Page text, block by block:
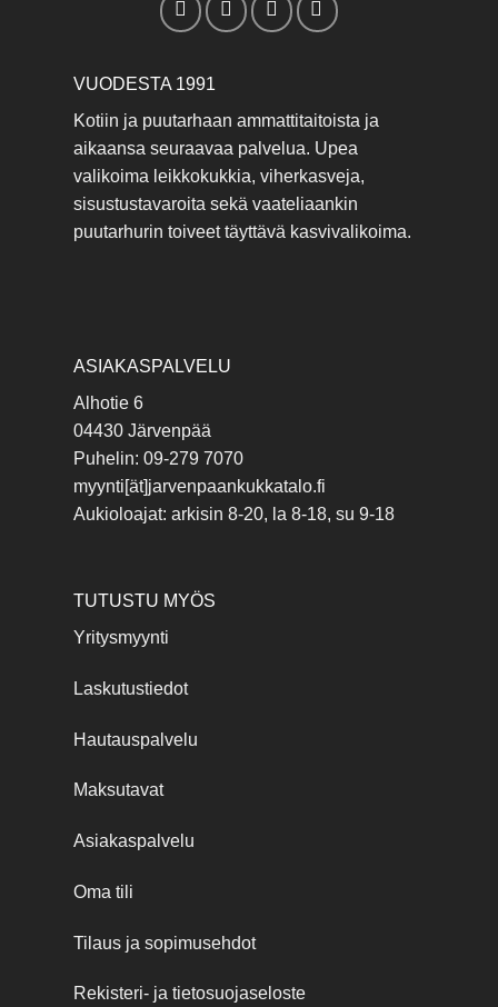
VUODESTA 1991
Kotiin ja puutarhaan ammattitaitoista ja
aikaansa seuraavaa palvelua. Upea
valikoima leikkokukkia, viherkasveja,
sisustustavaroita sekä vaateliaankin
puutarhurin toiveet täyttävä kasvivalikoima.
ASIAKASPALVELU
Alhotie 6
04430 Järvenpää
Puhelin: 09-279 7070
myynti[ät]jarvenpaankukkatalo.fi
Aukioloajat: arkisin 8-20, la 8-18, su 9-18
TUTUSTU MYÖS
Yritysmyynti
Laskutustiedot
Hautauspalvelu
Maksutavat
Asiakaspalvelu
Oma tili
Tilaus ja sopimusehdot
Rekisteri- ja tietosuojaseloste